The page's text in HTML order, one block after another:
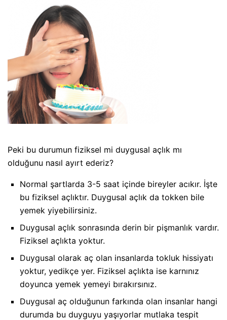
Peki bu durumun fiziksel mi duygusal açlık mı
olduğunu nasıl ayırt ederiz?
Normal şartlarda 3-5 saat içinde bireyler acıkır. İşte
bu fiziksel açlıktır. Duygusal açlık da tokken bile
yemek yiyebilirsiniz.
Duygusal açlık sonrasında derin bir pişmanlık vardır.
Fiziksel açlıkta yoktur.
Duygusal olarak aç olan insanlarda tokluk hissiyatı
yoktur, yedikçe yer. Fiziksel açlıkta ise karnınız
doyunca yemek yemeyi bırakırsınız.
Duygusal aç olduğunun farkında olan insanlar hangi
durumda bu duyguyu yaşıyorlar mutlaka tespit